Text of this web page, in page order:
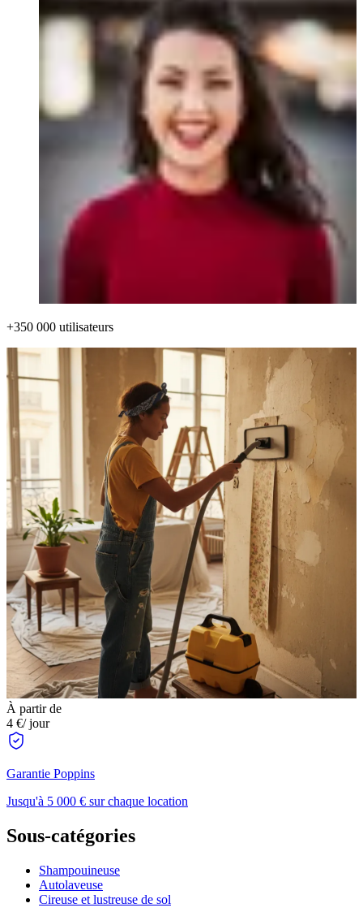
+350 000 utilisateurs
À partir de
4 €/ jour
Garantie Poppins
Jusqu'à 5 000 € sur chaque location
Sous-catégories
Shampouineuse
Autolaveuse
Cireuse et lustreuse de sol